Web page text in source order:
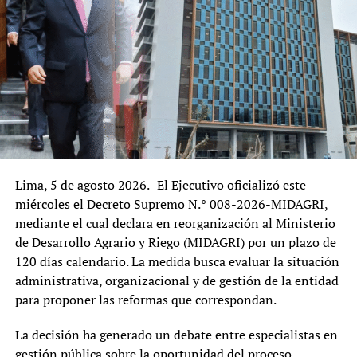
cargos cuyo período y causales de remoción se
encuentran expresamente regulados por ley.
Desde una perspectiva institucional, el episodio plantea
interrogantes sobre la relación entre el Poder Ejecutivo y
los organismos técnicos especializados. Si bien todo
gobierno tiene la potestad de definir prioridades y
conformar equipos en los cargos de confianza, los
legales buscan precisamente garantizar continuidad,
autonomía técnica y estabilidad frente a cambios
políticos. Cualquier intento de apartar a estos
funcionarios fuera del procedimiento establecido podría
generar cuestionamientos sobre la seguridad jurídica y la
independencia institucional.
nueva administración en materia de gobernanza pública.
Lima, 5 de agosto 2026.- El Ejecutivo oficializó este
miércoles el Decreto Supremo N.° 008-2026-MIDAGRI,
mediante el cual declara en reorganización al Ministerio
de Desarrollo Agrario y Riego (MIDAGRI) por un plazo de
120 días calendario. La medida busca evaluar la situación
administrativa, organizacional y de gestión de la entidad
para proponer las reformas que correspondan.
La decisión ha generado un debate entre especialistas en